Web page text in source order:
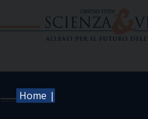
Home |